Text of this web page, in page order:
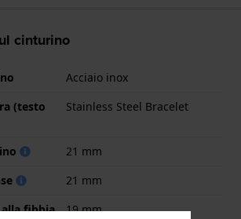
cinturino
Acciaio inox
(testo
Stainless Steel Bracelet
21 mm
21 mm
fibbia
19 mm